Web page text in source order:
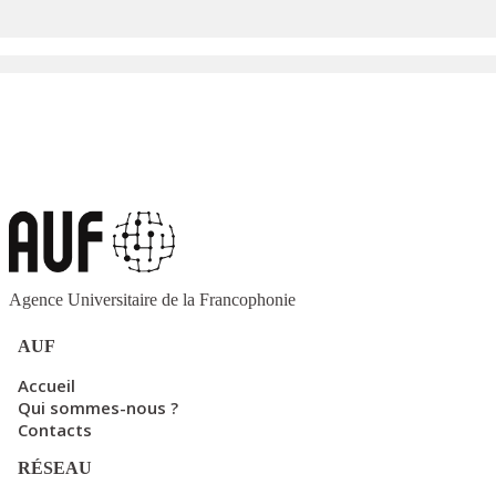
Agence Universitaire de la Francophonie
AUF
Accueil
Qui sommes-nous ?
Contacts
RÉSEAU